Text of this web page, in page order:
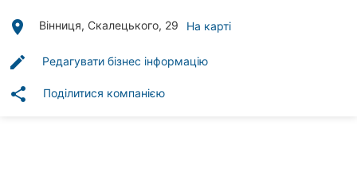
клініки
Автошколи
place Вінниця, Скалецького, 29 На карті
edit Редагувати бізнес інформацію
share Поділитися компанією